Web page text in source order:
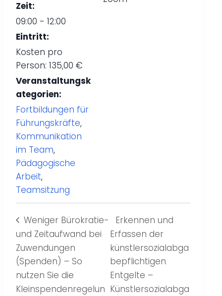
Zeit:
09:00 - 12:00
Eintritt:
Kosten pro
Person: 135,00 €
Veranstaltungsk
ategorien:
Fortbildungen für
Führungskräfte,
Kommunikation
im Team,
Pädagogische
Arbeit,
Teamsitzung
Weniger Bürokratie-
und Zeitaufwand bei
Zuwendungen
(Spenden) – So
nutzen Sie die
Kleinspendenregelun
Erkennen und
Erfassen der
künstlersozialabga
bepflichtigen
Entgelte –
Künstlersozialabga